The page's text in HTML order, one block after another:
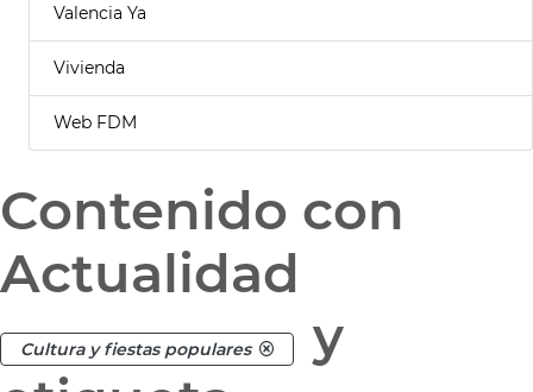
Valencia Ya
Vivienda
Web FDM
Contenido con
Actualidad
Cultura y fiestas populares
y